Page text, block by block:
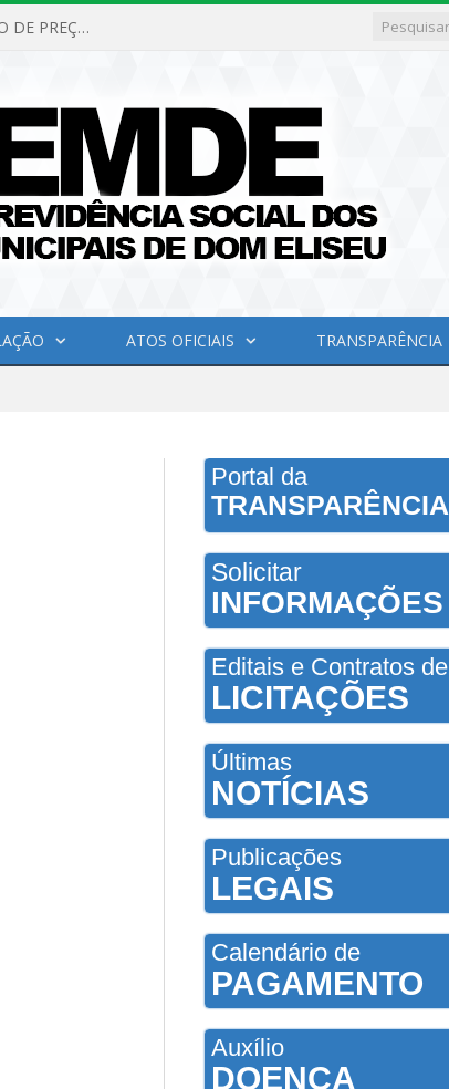
PREGÃO ELETRÔNICO Nº 02/2026-IPSEMDE (REGISTRO DE PREÇOS PARA FUTURA E EVENTUAL AQUISIÇÃO DE MATERIAL DE LIMPEZA E GÊNEROS ALIMENTÍCIOS PARA ATENDER AS NECESSIDADES DO INSTITUTO DE PREVIDÊNCIA SOCIAL DOS SERVIDORES MUNICIPAIS DE DOM ELISEU.)
ATOS OFICIAIS TRANSPARÊNCIA
Portal da
TRANSPARÊNCIA
Solicitar
INFORMAÇÕES
Editais e Contratos de
LICITAÇÕES
Últimas
NOTÍCIAS
Publicações
LEGAIS
Calendário de
PAGAMENTO
Auxílio
DOENÇA